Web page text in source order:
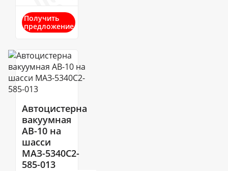
Получить
предложение
Автоцистерна
вакуумная
АВ-10 на
шасси
МАЗ-5340С2-
585-013